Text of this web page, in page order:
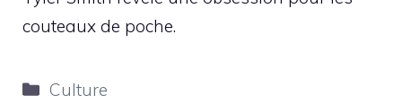
couteaux de poche.
Catégories
Culture